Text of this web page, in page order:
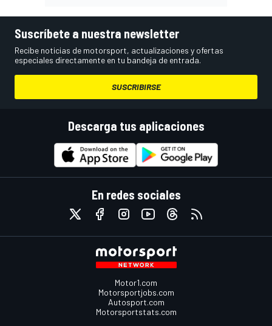
Suscríbete a nuestra newsletter
Recibe noticias de motorsport, actualizaciones y ofertas
especiales directamente en tu bandeja de entrada.
SUSCRIBIRSE
Descarga tus aplicaciones
En redes sociales
Motor1.com
Motorsportjobs.com
Autosport.com
Motorsportstats.com